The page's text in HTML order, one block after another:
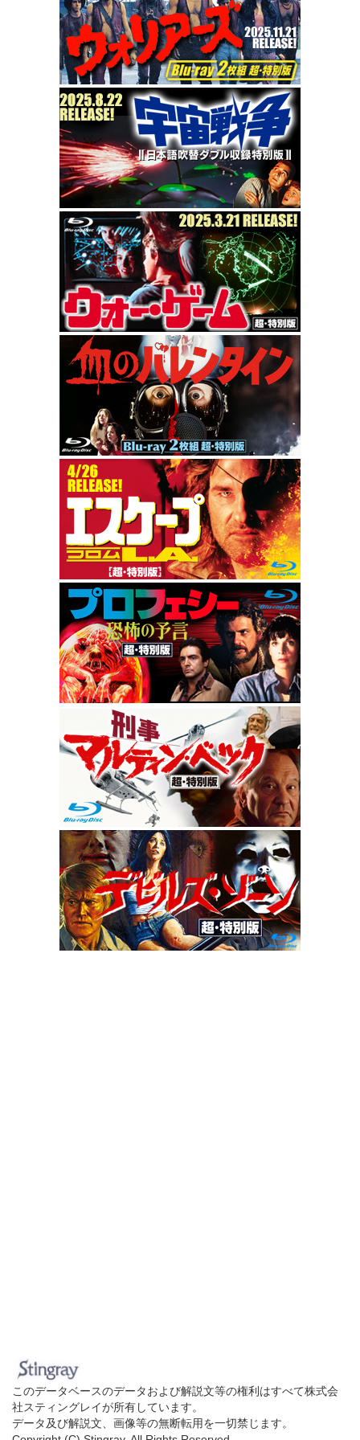
このデータベースのデータおよび解説文等の権利はすべて株式会
社スティングレイが所有しています。
データ及び解説文、画像等の無断転用を一切禁じます。